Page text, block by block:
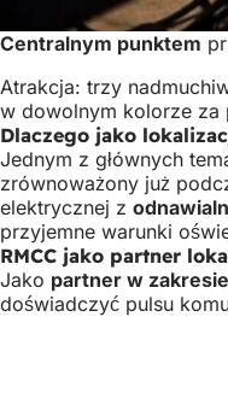
Centralnym punktem
Atrakcja: trzy
w dowolnym kolorze za
Dlaczego jako
Jednym z głównych
zrównoważony już
elektrycznej z
przyjemne warunki
RMCC jako partner
Jako partner w
doświadczyć pulsu